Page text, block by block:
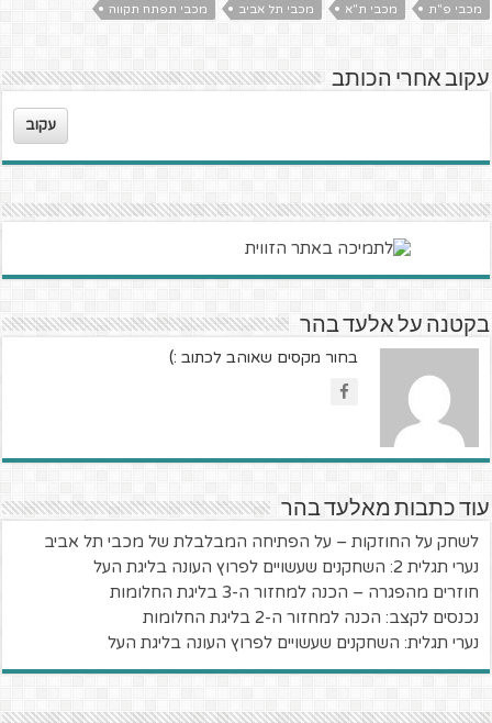
מכבי פ"ת
מכבי ת"א מכבי תל אביב מכבי תפתח תקווה
עקוב אחרי הכותב
עקוב
בקטנה על אלעד בהר
בחור מקסים שאוהב לכתוב :)
עוד כתבות מאלעד בהר
לשחק על החוזקות – על הפתיחה המבלבלת של מכבי תל אביב
נערי תגלית 2: השחקנים שעשויים לפרוץ העונה בליגת העל
חוזרים מהפגרה – הכנה למחזור ה-3 בליגת החלומות
נכנסים לקצב: הכנה למחזור ה-2 בליגת החלומות
נערי תגלית: השחקנים שעשויים לפרוץ העונה בליגת העל